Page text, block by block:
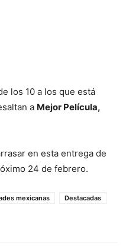
los 10 a los que está
a Mejor Película,
en esta entrega de
24 de febrero.
mexicanas
Destacadas